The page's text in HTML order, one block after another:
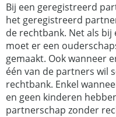
Bij een geregistreerd
het geregistreerd
de rechtbank. Net als bij
moet er een
gemaakt. Ook wanneer
één van de partners wil
rechtbank. Enkel
en geen kinderen
partnerschap zonder